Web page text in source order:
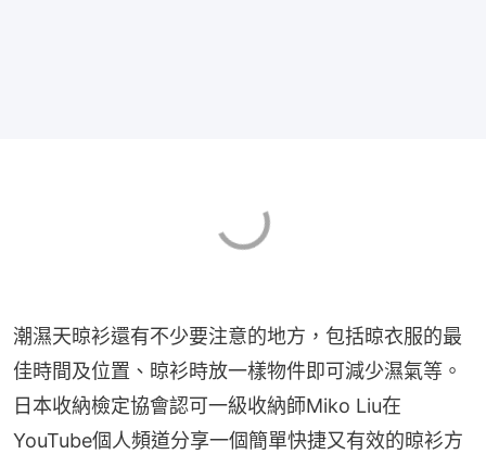
潮濕天晾衫還有不少要注意的地方，包括晾衣服的最
佳時間及位置、晾衫時放一樣物件即可減少濕氣等。
日本收納檢定協會認可一級收納師Miko Liu在
YouTube個人頻道分享一個簡單快捷又有效的晾衫方